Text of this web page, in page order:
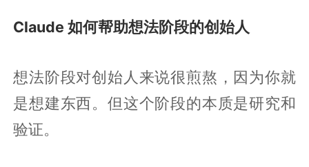
Claude 如何帮助想法阶段的创始人
想法阶段对创始人来说很煎熬，因为你就
是想建东西。但这个阶段的本质是研究和
验证。